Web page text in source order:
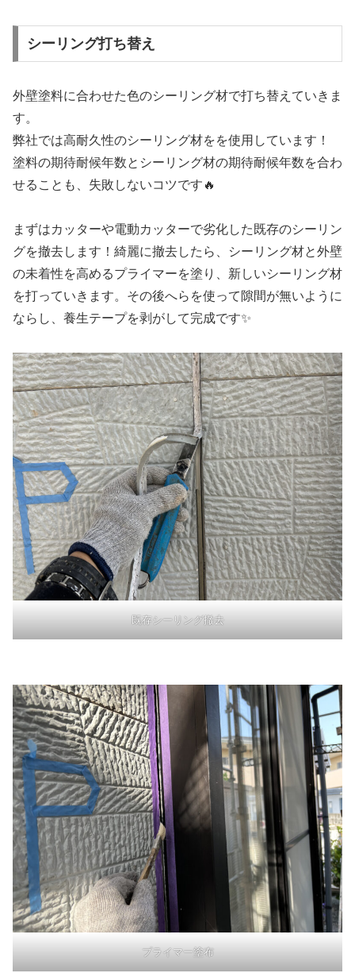
シーリング打ち替え
外壁塗料に合わせた色のシーリング材で打ち替えていきま
す。
弊社では高耐久性のシーリング材をを使用しています！
塗料の期待耐候年数とシーリング材の期待耐候年数を合わ
せることも、失敗しないコツです🔥
まずはカッターや電動カッターで劣化した既存のシーリン
グを撤去します！綺麗に撤去したら、シーリング材と外壁
の未着性を高めるプライマーを塗り、新しいシーリング材
を打っていきます。その後へらを使って隙間が無いように
ならし、養生テープを剥がして完成です✨
既存シーリング撤去
プライマー塗布